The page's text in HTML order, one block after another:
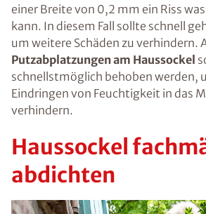
einer Breite von 0,2 mm ein Riss
kann. In diesem Fall sollte schnell
um weitere Schäden zu verhindern.
Putzabplatzungen am Haussockel
schnellstmöglich behoben werden,
Eindringen von Feuchtigkeit in das
verhindern.
Haussockel
abdichten